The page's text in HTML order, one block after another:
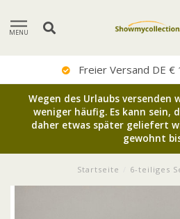
MENU
Freier Versand DE
Wegen des Urlaubs versenden
weniger häufig. Es kann sein,
daher etwas später geliefert
gewohnt
Startseite 6-teiliges